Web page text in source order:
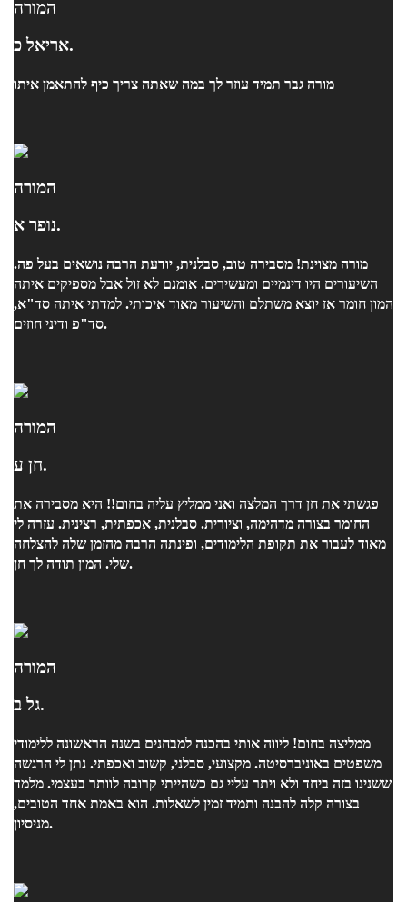
המורה
אריאל כ.
מורה גבר תמיד עוזר לך במה שאתה צריך כיף להתאמן איתו
המורה
נופר א.
מורה מצוינת! מסבירה טוב, סבלנית, יודעת הרבה נושאים בעל פה.
השיעורים היו דינמיים ומעשירים. אומנם לא זול אבל מספיקים איתה
המון חומר אז יוצא משתלם והשיעור מאוד איכותי. למדתי איתה סד"א,
סד"פ ודיני חוזים.
המורה
חן ע.
פגשתי את חן דרך המלצה ואני ממליץ עליה בחום!! היא מסבירה את
החומר בצורה מדהימה, וציורית. סבלנית, אכפתית, רצינית. עזרה לי
מאוד לעבור את תקופת הלימודים, ופינתה הרבה מהזמן שלה להצלחה
שלי. המון תודה לך חן.
המורה
גל ב.
ממליצה בחום! ליווה אותי בהכנה למבחנים בשנה הראשונה ללימודי
משפטים באוניברסיטה. מקצועי, סבלני, קשוב ואכפתי. נתן לי הרגשה
ששנינו בזה ביחד ולא ויתר עליי גם כשהייתי קרובה לוותר בעצמי. מלמד
בצורה קלה להבנה ותמיד זמין לשאלות. הוא באמת אחד הטובים,
מניסיון.